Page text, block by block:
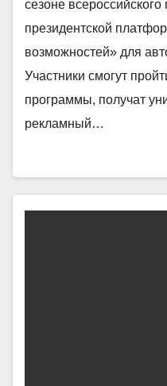
сезоне
президентской
возможностей» для
Участники смогут
программы, получат
рекламный…